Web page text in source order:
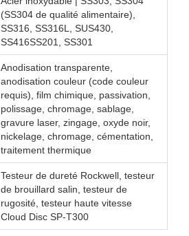
(SS304 de qualité alimentaire),
SS316, SS316L, SUS430,
SS416SS201, SS301
Anodisation transparente,
anodisation couleur (code couleur
requis), film chimique, passivation,
polissage, chromage, sablage,
gravure laser, zingage, oxyde noir,
nickelage, chromage, cémentation,
traitement thermique
Testeur de dureté Rockwell, testeur
de brouillard salin, testeur de
rugosité, testeur haute vitesse
Cloud Disc SP-T300